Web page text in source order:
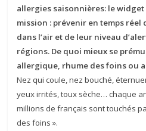
allergies saisonnières: le widget
mission : prévenir en temps réel
dans l’air et de leur niveau
régions. De quoi mieux se
allergique, rhume des foins ou
Nez qui coule, nez bouché,
yeux irrités, toux sèche… chaque
millions de français sont touchés
des foins ».